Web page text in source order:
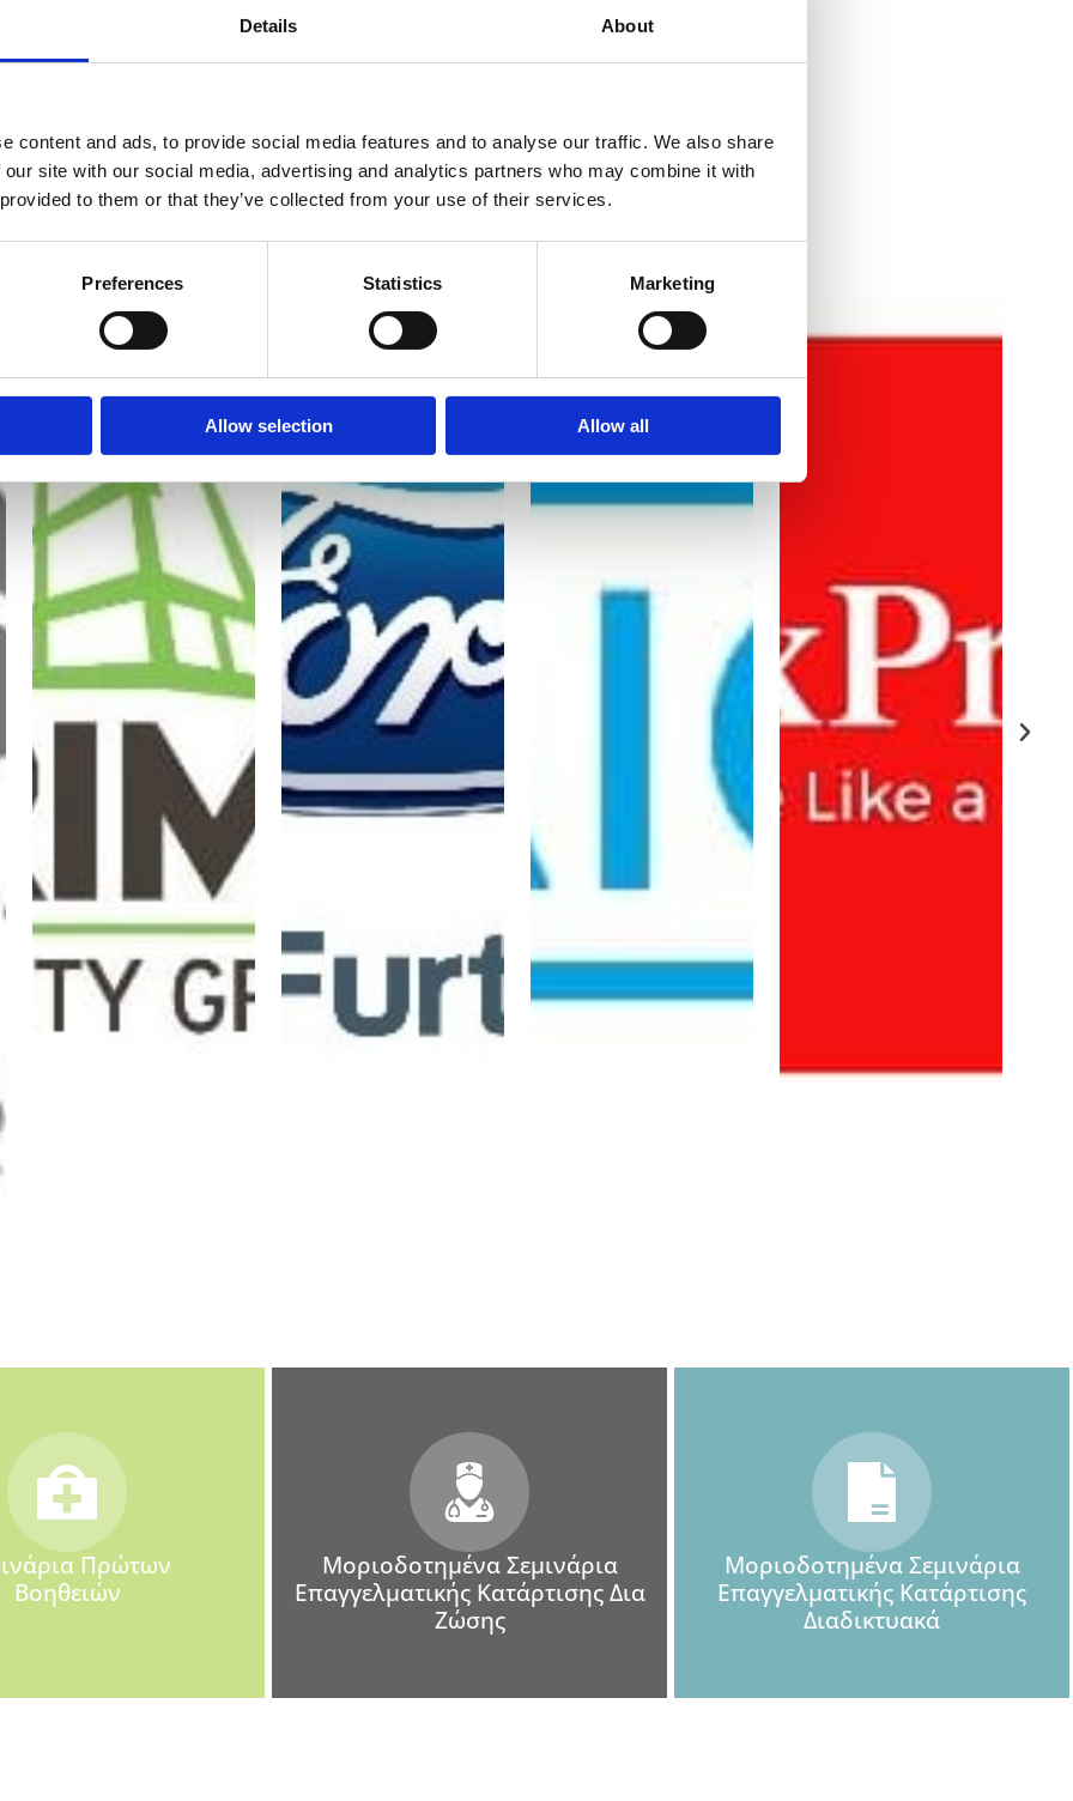
Details About
content and ads, to provide social media features and to analyse our traffic. We also share
site with our social media, advertising and analytics partners who may combine it with
to them or that they’ve collected from your use of their services.
Preferences Statistics Marketing
Allow selection Allow all
Πρώτων
Βοηθειών
Μοριοδοτημένα Σεμινάρια
Επαγγελματικής Κατάρτισης Δια
Ζώσης
Μοριοδοτημένα Σεμινάρια
Επαγγελματικής Κατάρτισης
Διαδικτυακά